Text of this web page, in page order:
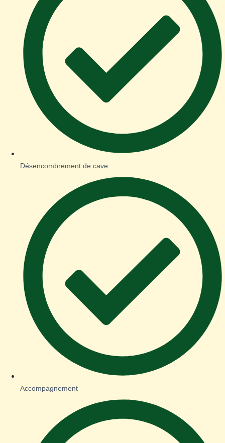
Désencombrement de cave
Accompagnement